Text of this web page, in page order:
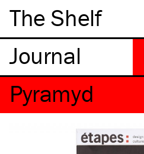
The Shelf
Pyramyd